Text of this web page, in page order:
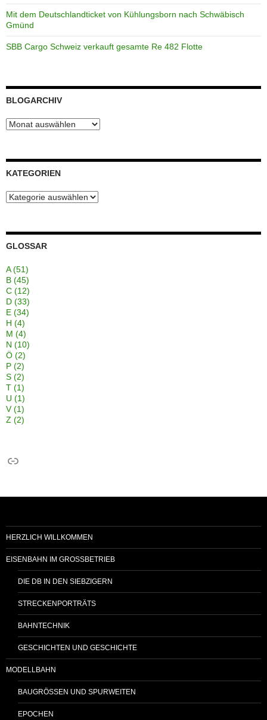
Mit dem Deutschlandticket von Kühlungsborn nach Schwäbisch
Gmünd
SBB Cargo Schweiz verkauft gesamte Re 482 Flotte
BLOGARCHIV
Blogarchiv
KATEGORIEN
Kategorien
GLOSSAR
A(51)
B (45)
C (12)
D (33)
E (34)
H (4)
M (4)
N (10)
Ö (2)
P (2)
S (2)
T (1)
U (1)
V(1)
Z (2)
Link
HERZLICH WILLKOMMEN
EISENBAHN IM GROSSBETRIEB
DIE DB IN DEN SIEBZIGERN
STRECKENPORTRÄTS
BAHNTECHNIK
GESCHICHTEN UND GESCHICHTE
MODELLBAHN
BAUGRÖSSEN UND SPURWEITEN
EPOCHEN